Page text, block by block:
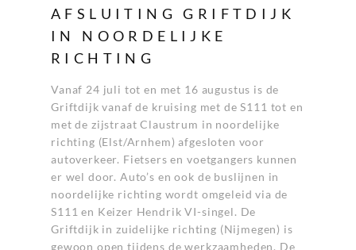
AFSLUITING GRIFTDIJK
IN NOORDELIJKE
RICHTING
Vanaf 24 juli tot en met 16 augustus is de
Griftdijk vanaf de kruising met de S111 tot en
met de zijstraat Claustrum in noordelijke
richting (Elst/Arnhem) afgesloten voor
autoverkeer. Fietsers en voetgangers kunnen
er wel door. Auto’s en ook de buslijnen in
noordelijke richting wordt omgeleid via de
S111 en Keizer Hendrik VI-singel. De
Griftdijk in zuidelijke richting (Nijmegen) is
gewoon open tijdens de werkzaamheden. De